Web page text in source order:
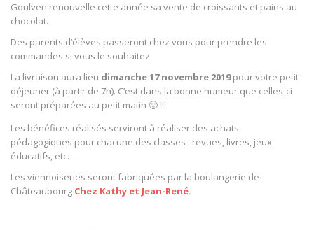
Goulven renouvelle cette année sa vente de croissants et pains au
chocolat.
Des parents d’élèves passeront chez vous pour prendre les
commandes si vous le souhaitez.
La livraison aura lieu dimanche 17 novembre 2019pour votre petit
déjeuner (à partir de 7h). C’est dans la bonne humeur que celles-ci
seront préparées au petit matin 🙂 !!!
Les bénéfices réalisés serviront à réaliser des achats
pédagogiques pour chacune des classes : revues, livres, jeux
éducatifs, etc…
Les viennoiseries seront fabriquées par la boulangerie de
Châteaubourg Chez Kathy et Jean-René.